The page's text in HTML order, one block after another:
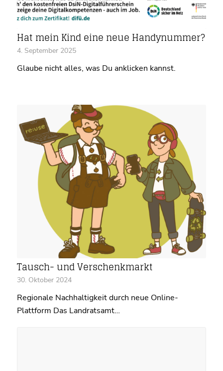
Hat mein Kind eine neue Handynummer?
4. September 2025
Glaube nicht alles, was Du anklicken kannst.
Tausch- und Verschenkmarkt
30. Oktober 2024
Regionale Nachhaltigkeit durch neue Online-
Plattform Das Landratsamt…